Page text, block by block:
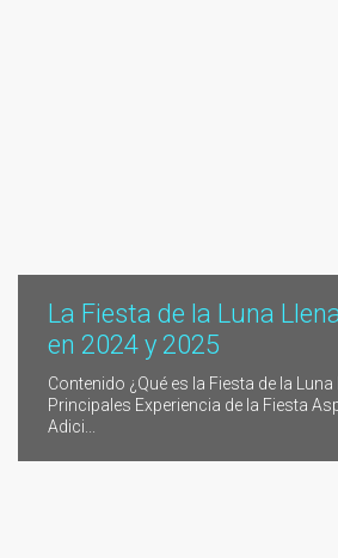
La Fiesta de la Luna
en 2024 y 2025
Contenido ¿Qué es la Fiesta de la
Principales Experiencia de la Fiesta
Adici...